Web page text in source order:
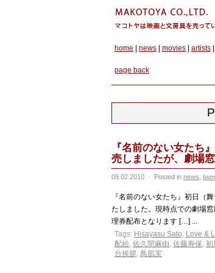
home news movies artists
page back
『名前のない女たち
売しましたが、劇場
09.02.2010 · Posted in news
『名前のない女たち』初日（
たしました。現時点での劇場
理券配布となります […] ...
Tags: Hisayasu Sato, Love &
配給, 佐久間麻由, 佐藤寿保, 初
台挨拶, 鳥肌実